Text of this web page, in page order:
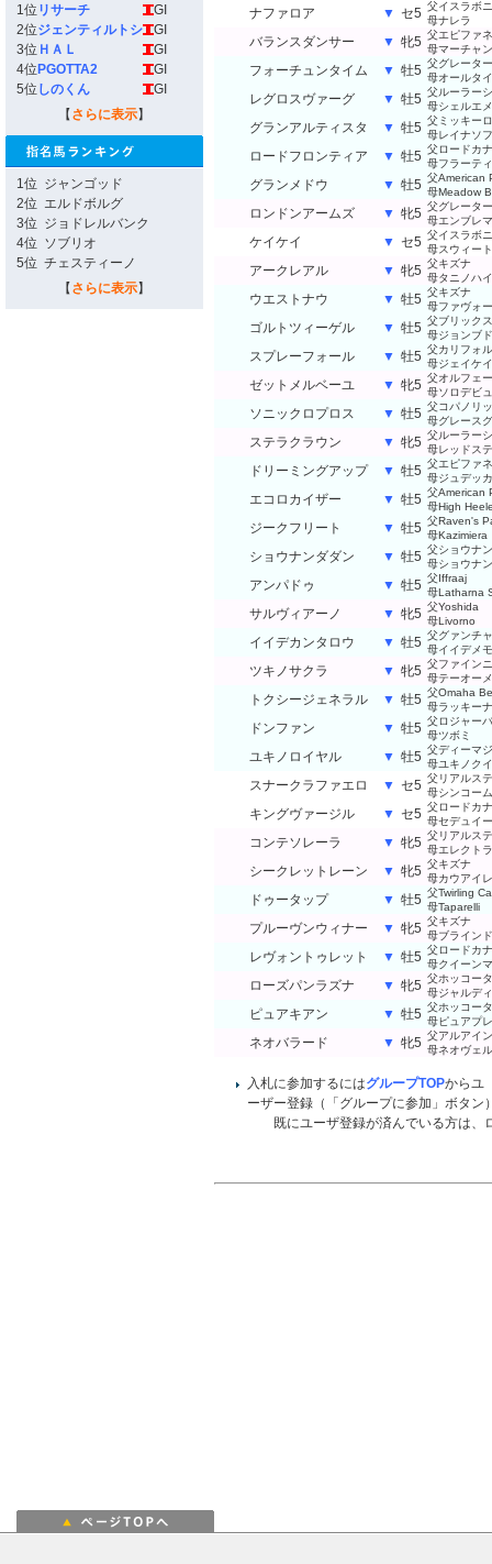
1位 リサーチ
GI
2位ジェンティルトシ
GI
3位 ＨＡＬ
GI
4位 PGOTTA2
GI
5位 しのくん
GI
【 さらに表示】
1位 ジャンゴッド
2位 エルドボルグ
3位 ジョドレルバンク
4位 ソブリオ
5位 チェスティーノ
【 さらに表示】
ナファロア ▼ セ5 父イスラボ
母ナレラ
バランスダンサー ▼ 牝5 父エピファ
母マーチャ
フォーチュンタイム ▼ 牡5 父グレータ
母オールタ
レグロスヴァーグ ▼ 牡5 父ルーラー
母シェルエ
グランアルティスタ ▼ 牡5 父ミッキー
母レイナソ
ロードフロンティア ▼ 牡5 父ロードカ
母フラーテ
グランメドウ ▼ 牡5 父American
母Meadow
ロンドンアームズ ▼ 牝5 父グレータ
母エンブレ
ケイケイ ▼ セ5 父イスラボ
母スウィー
アークレアル ▼ 牝5 父キズナ
母タニノハ
ウエストナウ ▼ 牡5 父キズナ
母ファヴォ
ゴルトツィーゲル ▼ 牡5 父ブリック
母ジョンブ
スプレーフォール ▼ 牡5 父カリフォ
母ジェイケ
ゼットメルベーユ ▼ 牝5 父オルフェ
母ソロデビ
ソニックロプロス ▼ 牡5 父コパノリ
母グレース
ステラクラウン ▼ 牝5 父ルーラー
母レッドス
ドリーミングアップ ▼ 牡5 父エピファ
母ジュデッカ
エコロカイザー ▼ 牡5 父American
母High
ジークフリート ▼ 牡5 父Raven's
母Kazimiera
ショウナンダダン ▼ 牡5 父ショウナ
母ショウナ
アンパドゥ ▼ 牡5 父Iffraaj
母Latharna
サルヴィアーノ ▼ 牝5 父Yoshida
母Livorno
イイデカンタロウ ▼ 牡5 父グァンチ
母イイデメ
ツキノサクラ ▼ 牝5 父ファイン
母テーオー
トクシージェネラル ▼ 牡5 父Omaha
母ラッキー
ドンファン ▼ 牡5 父ロジャー
母ツボミ
ユキノロイヤル ▼ 牡5 父ディーマ
母ユキノク
スナークラファエロ ▼ セ5 父リアルス
母シンコー
キングヴァージル ▼ セ5 父ロードカ
母セデュイ
コンテソレーラ ▼ 牝5 父リアルス
母エレクト
シークレットレーン ▼ 牝5 父キズナ
母カウアイ
ドゥータップ ▼ 牡5 父Twirling
母Taparelli
プルーヴンウィナー ▼ 牝5 父キズナ
母ブライン
レヴォントゥレット ▼ 牡5 父ロードカ
母クイーン
ローズパンラズナ ▼ 牝5 父ホッコー
母ジャルデ
ピュアキアン ▼ 牡5 父ホッコー
母ピュアプ
ネオバラード ▼ 牝5 父アルアイン
母ネオヴェ
入札に参加するにはグループTOPからユ
ーザー登録（「グループに参加」ボタン
既にユーザ登録が済んでいる方は、